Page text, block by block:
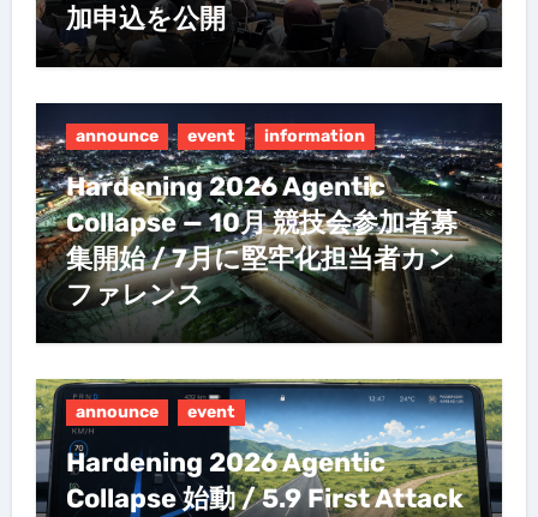
加申込を公開
announce event information
Hardening 2026 Agentic
Collapse — 10月 競技会参加者募
集開始 / 7月に堅牢化担当者カン
ファレンス
announce event
Hardening 2026 Agentic
Collapse 始動 / 5.9 First Attack